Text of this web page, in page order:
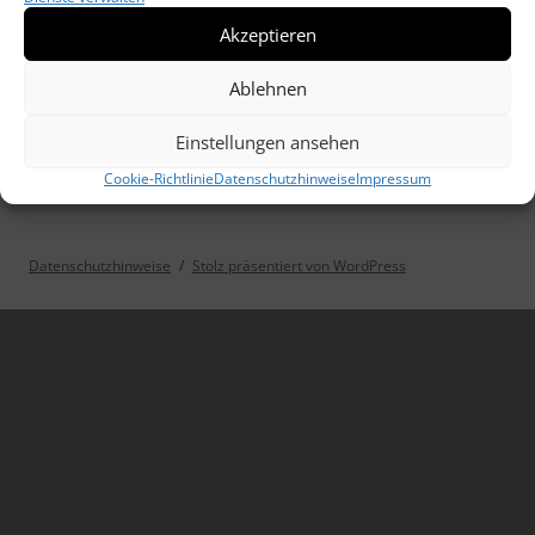
Akzeptieren
Ablehnen
Einstellungen ansehen
Cookie-RichtlinieDatenschutzhinweiseImpressum
Datenschutzhinweise Stolz präsentiert von WordPress